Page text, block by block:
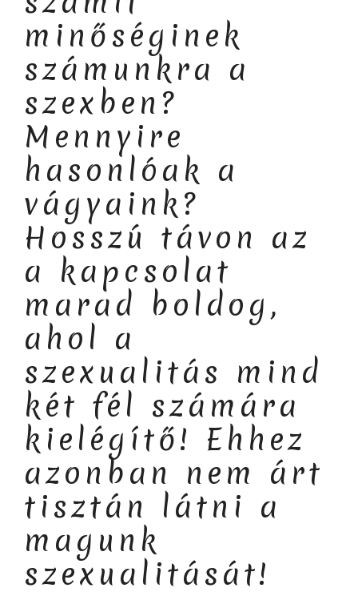
minőséginek
számunkra a
szexben?
Mennyire
hasonlóak a
vágyaink?
Hosszú távon az
a kapcsolat
marad boldog,
ahol a
szexualitás mind
két fél számára
kielégítő! Ehhez
azonban nem árt
tisztán látni a
magunk
szexualitását!